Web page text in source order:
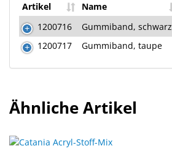
Artikel Name
1200716
Gummiband, schwarz
1200717
Gummiband, taupe
Ähnliche Artikel